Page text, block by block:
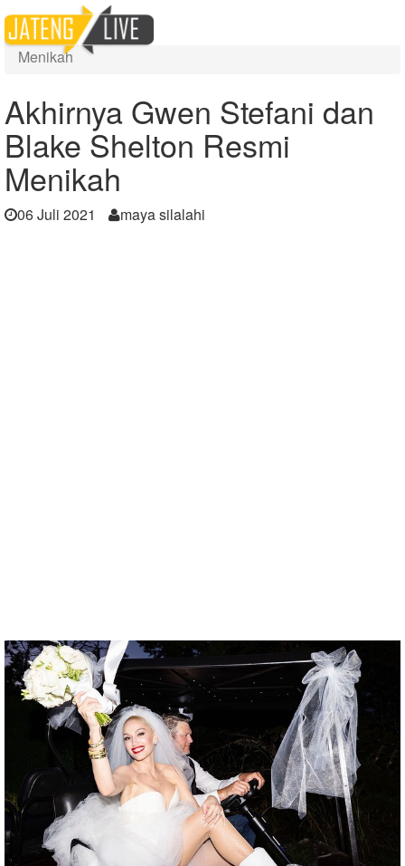
Home
Berita
Akhirnya Gwen Stefani dan Blake Shelton Resmi
Menikah
Akhirnya Gwen Stefani dan
Blake Shelton Resmi
Menikah
06 Juli 2021 maya silalahi